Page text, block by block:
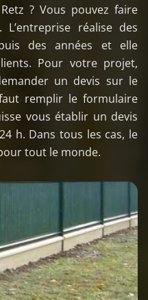
? Vous pouvez faire
réalise des
des années et elle
Pour votre projet,
un devis sur le
remplir le formulaire
vous établir un devis
h. Dans tous les cas, le
tout le monde.